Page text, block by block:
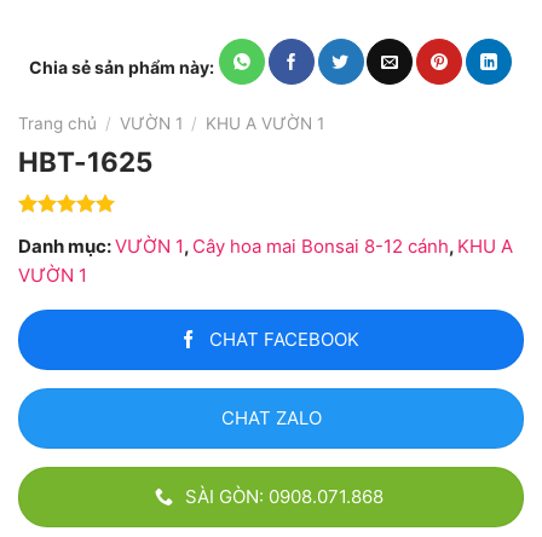
Chia sẻ sản phẩm này:
Trang chủ / VƯỜN 1 / KHU A VƯỜN 1
HBT-1625
hạng 05
sao
Danh mục:VƯỜN 1, Cây hoa mai Bonsai 8-12 cánh, KHU A
VƯỜN 1
CHAT FACEBOOK
CHAT ZALO
SÀI GÒN: 0908.071.868